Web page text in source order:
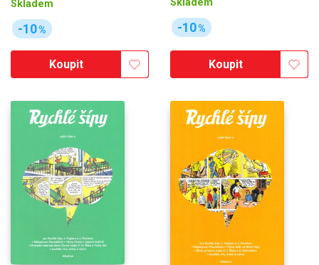
Skladem
-10%
Koupit
-10%
Koupit